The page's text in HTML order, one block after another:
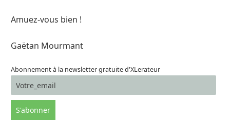
Amuez-vous bien !
Gaëtan Mourmant
Abonnement à la newsletter gratuite d'XLerateur